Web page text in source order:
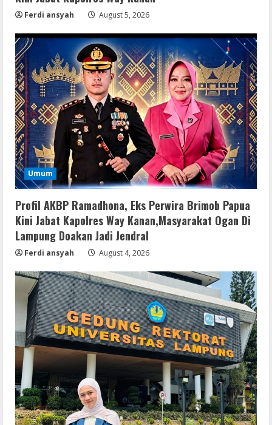
Ferdi ansyah August 5, 2026
Umum
Profil AKBP Ramadhona, Eks Perwira Brimob Papua
Kini Jabat Kapolres Way Kanan,Masyarakat Ogan Di
Lampung Doakan Jadi Jendral
Ferdi ansyah August 4, 2026
2
Serialers
FL Studio Portable + License Key
[Patch] (x86x64) Stable Unlimited
August 7, 2026
3
Remux
Coyote vs. Acme 2026 Pre-DVDRip
2160𝚙 AVC
August 7, 2026